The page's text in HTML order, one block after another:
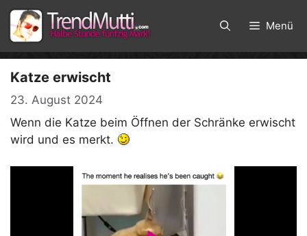
Zum
Inhalt
springen
Menü
Katze erwischt
23. August 2024
Wenn die Katze beim Öffnen der Schränke erwischt
wird und es merkt.